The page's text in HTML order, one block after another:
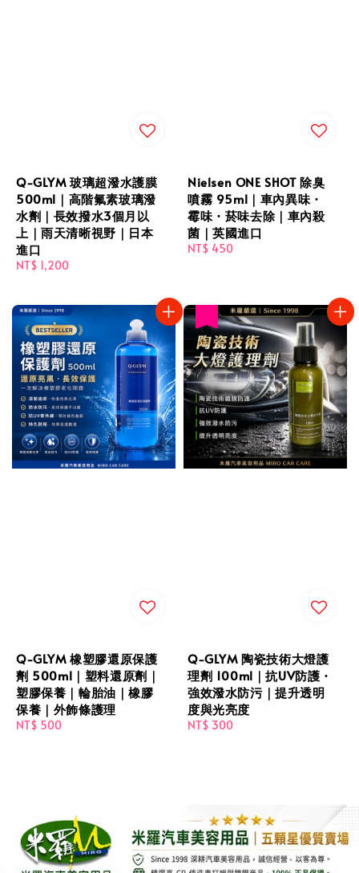
Q-GLYM 玻璃超潑水護膜
500ml｜高階氟素玻璃潑
水劑｜長效撥水3個月以
上｜雨天清晰視野｜日本
進口
Regular
NT$ 1,200
Nielsen ONE SHOT 除臭
噴霧 95ml｜車內異味・
霉味・菸味去除｜車內殺
菌｜英國進口
Regular
NT$ 450
Q-GLYM 橡塑膠還原保護
劑 500ml｜塑料還原劑｜
塑膠保養｜輪胎油｜橡膠
保養｜外飾條護理
Regular
NT$ 500
Q-GLYM 陶瓷技術大燈護
理劑 100ml｜抗UV防護・
強效潑水防污｜提升透明
度與光亮度
Regular
NT$ 300